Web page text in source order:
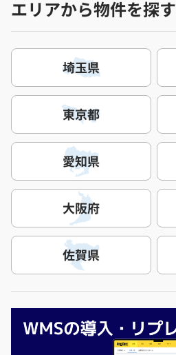
エリアから物件を探す
埼玉県
東京都
愛知県
大阪府
佐賀県